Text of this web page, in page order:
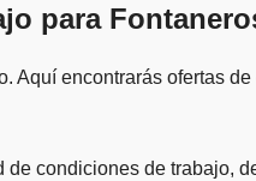
para
Aquí encontrarás ofertas
condiciones de trabajo,